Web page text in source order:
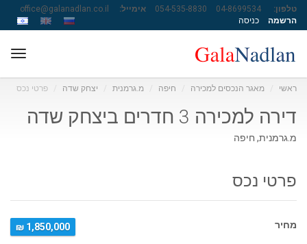
טלפון: 04-8699534
054-535-8830 אימייל:
office@galanadlan.co.il
הרשמה
כניסה
ראשי מאגר הנכסים למכירה חיפה מ.גרמנית יצחק שדה פרטי נכס
דירה למכירה 3 חדרים ביצחק שדה
מ.גרמנית, חיפה
פרטי נכס
מחיר
1,850,000 ₪